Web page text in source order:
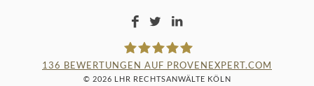
136 BEWERTUNGEN AUF PROVENEXPERT.COM
© 2026 LHR RECHTSANWÄLTE KÖLN